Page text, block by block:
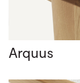
Arquus